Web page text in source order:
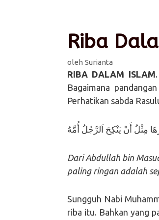
Riba
oleh Surianta
RIBA DALAM ISLAM
Bagaimana
Perhatikan sabda
مِثْلُ أَنْ يَنْكِحَ اَلرَّجُلُ أُمَّهُ
Dari Abdullah bin
paling ringan adalah
Sungguh Nabi
riba itu. Bahkan yang